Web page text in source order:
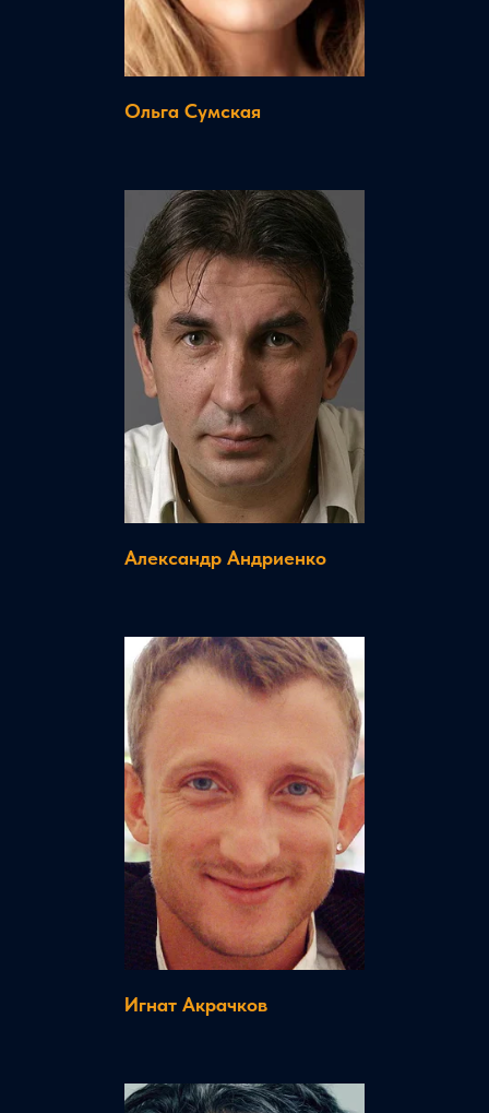
Ольга Сумская
Александр Андриенко
Игнат Акрачков